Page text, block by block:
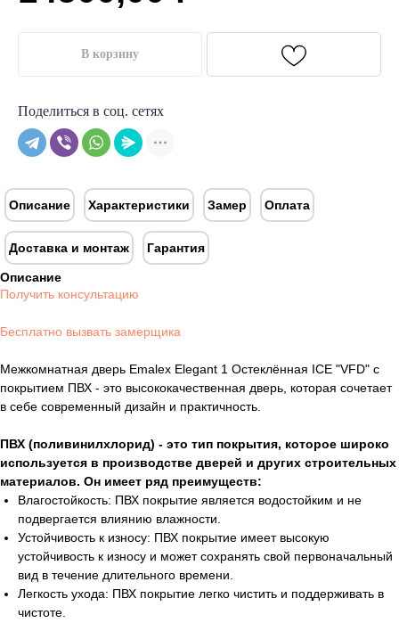
В корзину
Поделиться в соц. сетях
Описание Характеристики Замер Оплата
Доставка и монтаж Гарантия
Описание
Получить консультацию
Бесплатно вызвать замерщика
Межкомнатная дверь Emalex Elegant 1 Остеклённая ICE "VFD" с
покрытием ПВХ - это высококачественная дверь, которая сочетает
в себе современный дизайн и практичность.
ПВХ (поливинилхлорид) - это тип покрытия, которое широко
используется в производстве дверей и других строительных
материалов. Он имеет ряд преимуществ:
Влагостойкость: ПВХ покрытие является водостойким и не
подвергается влиянию влажности.
Устойчивость к износу: ПВХ покрытие имеет высокую
устойчивость к износу и может сохранять свой первоначальный
вид в течение длительного времени.
Легкость ухода: ПВХ покрытие легко чистить и поддерживать в
чистоте.